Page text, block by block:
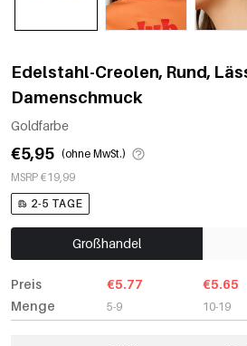
Edelstahl-Creolen, Rund,
Damenschmuck
Goldfarbe
€5,95 (ohne MwSt.)
MSRP €19,99
2-5 TAGE
Großhandel
Preis
Menge
€5.77
5-9
€5.65
10-19